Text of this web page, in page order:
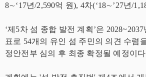
8∼‘17년/2,590억 원), 4차(‘18∼’27년/
‘제5차 섬 종합 발전 계획’은
표로 54개의 유인 섬 주민의 의견 수렴
정안전부 심의 후 최종 확정될 예정이